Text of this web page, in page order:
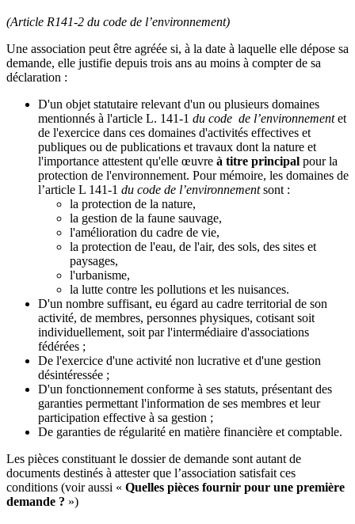
(Article R141-2 du code de l’environnement)
Une association peut être agréée si, à la date à laquelle elle dépose sa
demande, elle justifie depuis trois ans au moins à compter de sa
déclaration :
D'un objet statutaire relevant d'un ou plusieurs domaines
mentionnés à l'article L. 141-1 du code de l’environnementet
de l'exercice dans ces domaines d'activités effectives et
publiques ou de publications et travaux dont la nature et
l'importance attestent qu'elle œuvre à titre principal pour la
protection de l'environnement. Pour mémoire, les domaines de
l’article L 141-1 du code de l’environnementsont :
la protection de la nature,
la gestion de la faune sauvage,
l'amélioration du cadre de vie,
la protection de l'eau, de l'air, des sols, des sites et
paysages,
l'urbanisme,
la lutte contre les pollutions et les nuisances.
D'un nombre suffisant, eu égard au cadre territorial de son
activité, de membres, personnes physiques, cotisant soit
individuellement, soit par l'intermédiaire d'associations
fédérées ;
De l'exercice d'une activité non lucrative et d'une gestion
désintéressée ;
D'un fonctionnement conforme à ses statuts, présentant des
garanties permettant l'information de ses membres et leur
participation effective à sa gestion ;
De garanties de régularité en matière financière et comptable.
Les pièces constituant le dossier de demande sont autant de
documents destinés à attester que l’association satisfait ces
conditions (voir aussi « Quelles pièces fournir pour une première
demande ? »)